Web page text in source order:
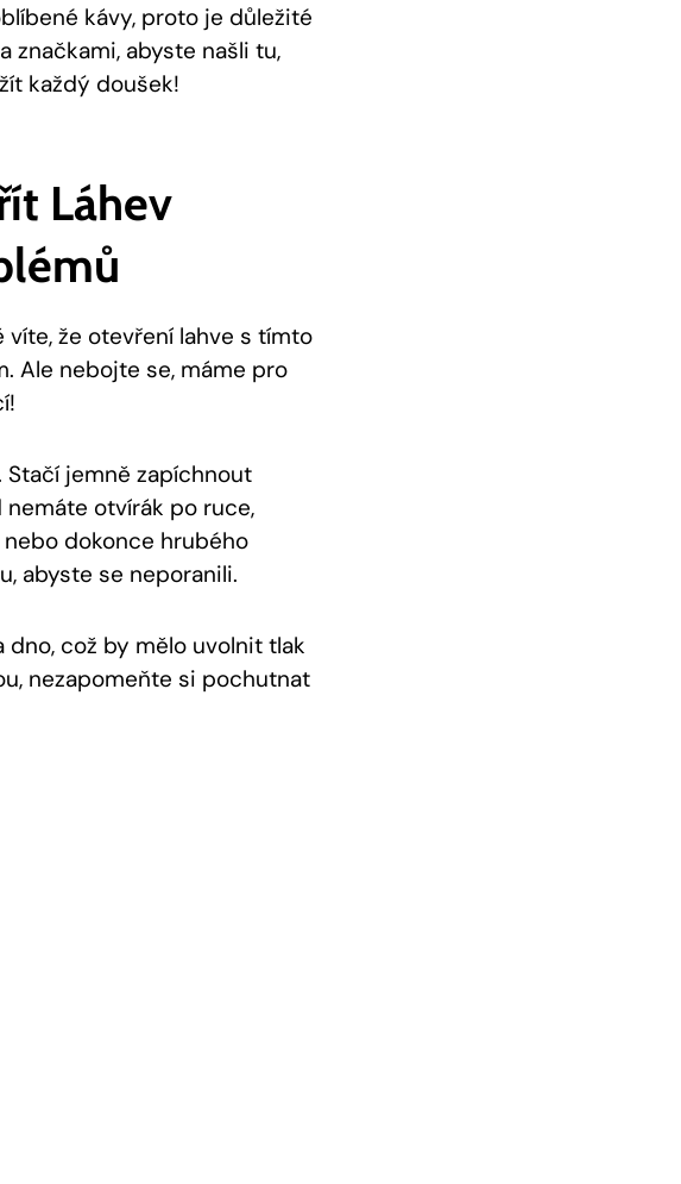
kávy, proto je důležité
abyste našli tu,
každý doušek!
Láhev
že otevření lahve s tímto
Ale nebojte se, máme pro
Stačí jemně zapíchnout
otvírák po ruce,
dokonce hrubého
abyste se neporanili.
dno, což by mělo uvolnit tlak
nezapomeňte si pochutnat